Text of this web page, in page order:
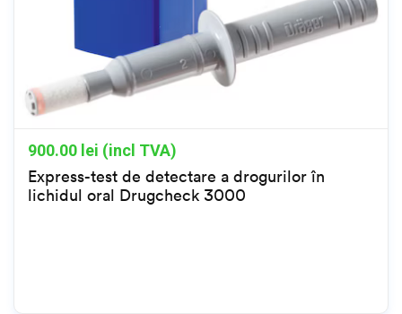
900.00 lei (incl TVA)
Express-test de detectare a drogurilor în
lichidul oral Drugcheck 3000